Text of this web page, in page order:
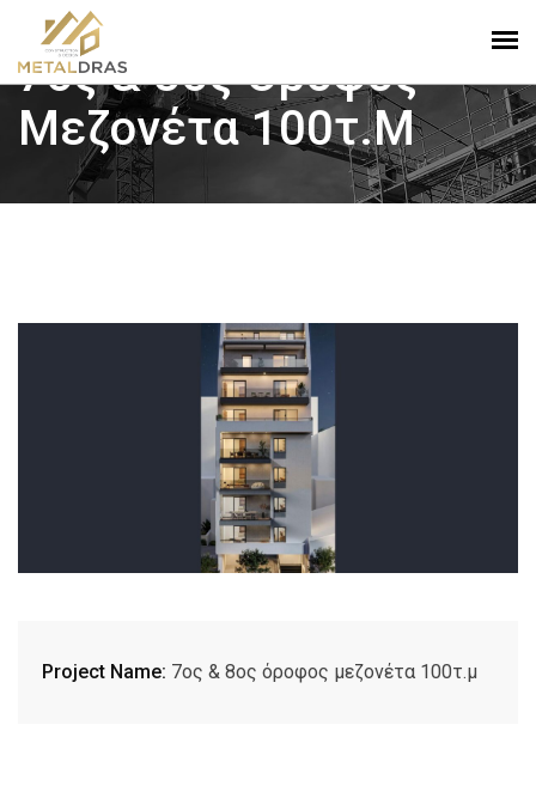
7oς & 8ος Όροφος
Μεζονέτα 100τ.μ
Project Name: 7oς & 8ος όροφος μεζονέτα 100τ.μ